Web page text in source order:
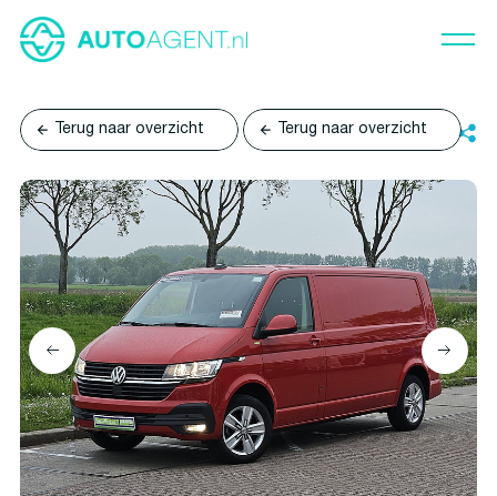
Terug naar overzicht Terug naar overzicht